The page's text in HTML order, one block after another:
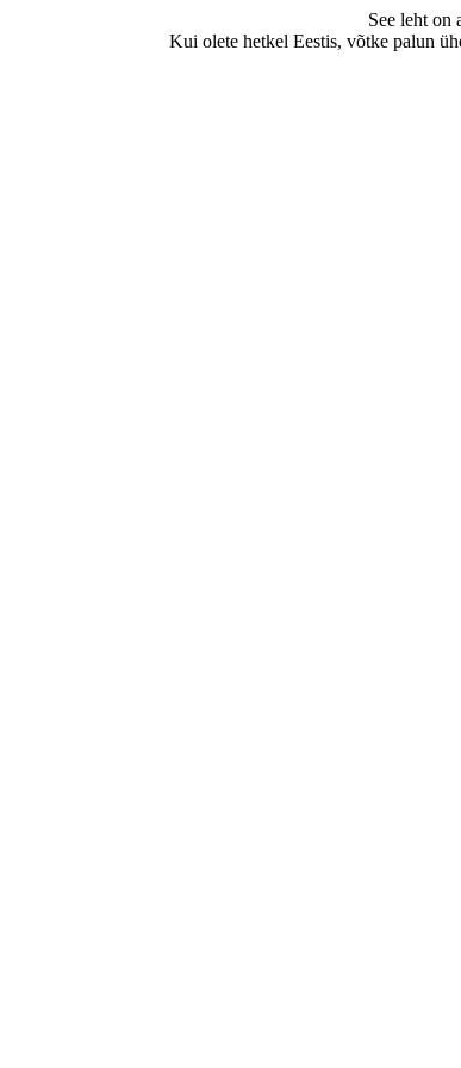
See leht on
Kui olete hetkel Eestis, võtke palun